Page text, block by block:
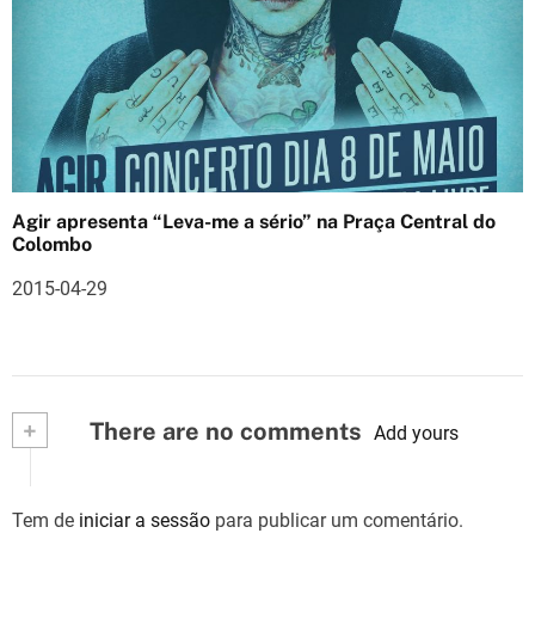
Agir apresenta “Leva-me a sério” na Praça Central do
Colombo
2015-04-29
+ There are no comments Add yours
Tem de iniciar a sessão para publicar um comentário.